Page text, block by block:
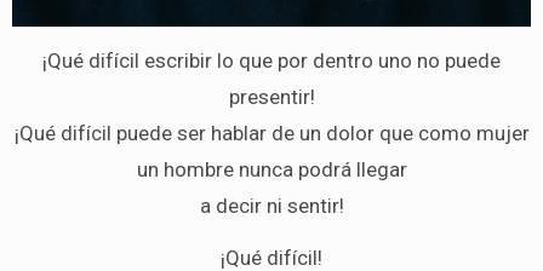
¡Qué difícil escribir lo que por dentro uno no puede
presentir!
¡Qué difícil puede ser hablar de un dolor que como mujer
un hombre nunca podrá llegar
a decir ni sentir!
¡Qué difícil!